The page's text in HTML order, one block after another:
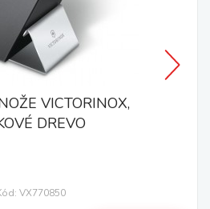
VICTORINOX,
DREVO
VX770850